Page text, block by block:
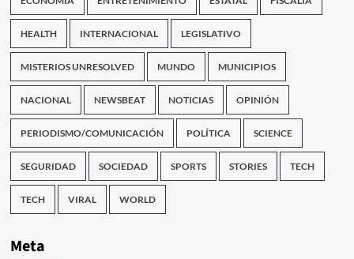
HEALTH INTERNACIONAL LEGISLATIVO
MISTERIOS UNRESOLVED MUNDO MUNICIPIOS
NACIONAL NEWSBEAT NOTICIAS OPINIÓN
PERIODISMO/COMUNICACIÓN POLÍTICA SCIENCE
SEGURIDAD SOCIEDAD SPORTS STORIES TECH
TECH VIRAL WORLD
Meta